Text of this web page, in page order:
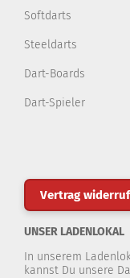
Softdarts
Steeldarts
Dart-Boards
Dart-Spieler
Vertrag
UNSER LADENLOKAL
In unserem
kannst Du unsere